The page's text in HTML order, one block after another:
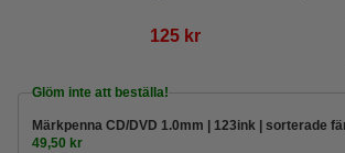
125 kr
Glöm inte att beställa!
Märkpenna CD/DVD 1.0mm | 123ink | sorterade
49,50 kr